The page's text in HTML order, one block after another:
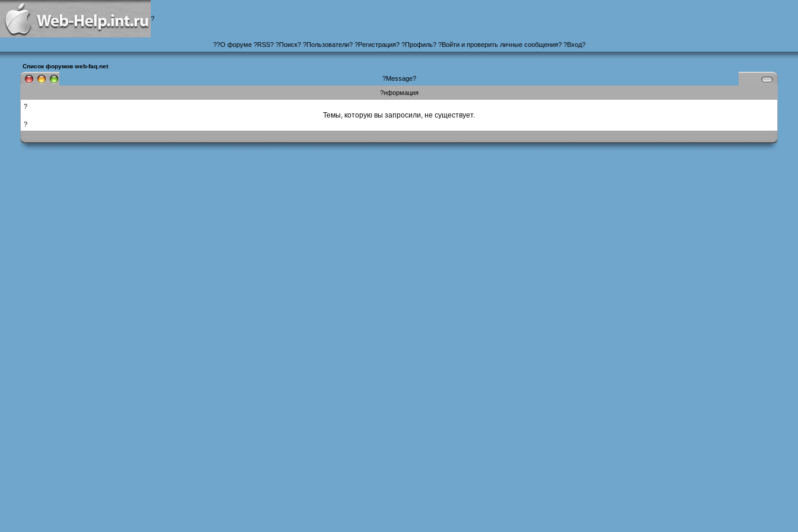
?
??О форуме?RSS? ?Поиск? ?Пользователи? ?Регистрация? ?Профиль? ?Войти и проверить личные сообщения? ?Вход?
Список форумов web-faq.net
?Message?
?нформация
?
Темы, которую вы запросили, не существует.
?